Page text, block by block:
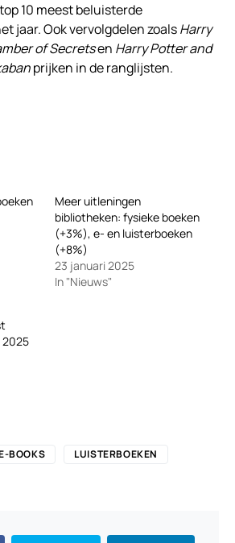
10 meest beluisterde
jaar. Ook vervolgdelen zoalsHarry
of Secretsen Harry Potter and
prijken in de ranglijsten.
Meer uitleningen
bibliotheken: fysieke boeken
(+3%), e- en luisterboeken
(+8%)
23 januari 2025
In "Nieuws"
2025
BOOKS LUISTERBOEKEN